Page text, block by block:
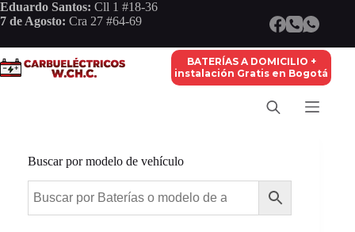
Saltar
al
Eduardo Santos: Cll 1 #18-36
7 de Agosto: Cra 27 #64-69
BATERÍAS A DOMICILIO +
instalación Gratis en Bogotá
Buscar por modelo de vehículo